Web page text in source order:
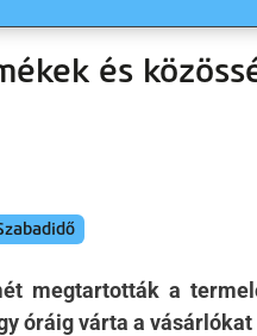
és
megtartották a
óráig várta a